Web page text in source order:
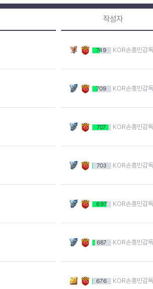
작성자
749 KOR손흥민감독
709 KOR손흥민감독
707 KOR손흥민감독
703 KOR손흥민감독
697 KOR손흥민감독
687 KOR손흥민감독
676 KOR손흥민감독